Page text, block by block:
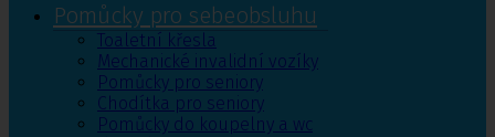
Pomůcky pro sebeobsluhu
Toaletní křesla
Mechanické invalidní vozíky
Pomůcky pro seniory
Chodítka pro seniory
Pomůcky do koupelny a wc